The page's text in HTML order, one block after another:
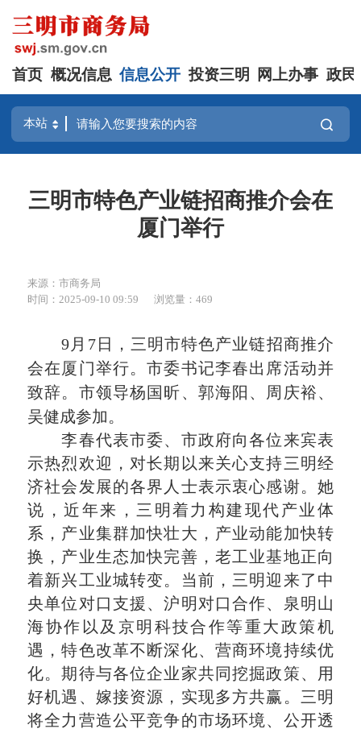
首页 概况信息 信息公开 投资三明 网上办事 政民
三明市特色产业链招商推介会在
厦门举行
来源：市商务局
时间：2025-09-10 09:59
浏览量：469
9月7日，三明市特色产业链招商推介
会在厦门举行。市委书记李春出席活动并
致辞。市领导杨国昕、郭海阳、周庆裕、
吴健成参加。
李春代表市委、市政府向各位来宾表
示热烈欢迎，对长期以来关心支持三明经
济社会发展的各界人士表示衷心感谢。她
说，近年来，三明着力构建现代产业体
系，产业集群加快壮大，产业动能加快转
换，产业生态加快完善，老工业基地正向
着新兴工业城转变。当前，三明迎来了中
央单位对口支援、沪明对口合作、泉明山
海协作以及京明科技合作等重大政策机
遇，特色改革不断深化、营商环境持续优
化。期待与各位企业家共同挖掘政策、用
好机遇、嫁接资源，实现多方共赢。三明
将全力营造公平竞争的市场环境、公开透